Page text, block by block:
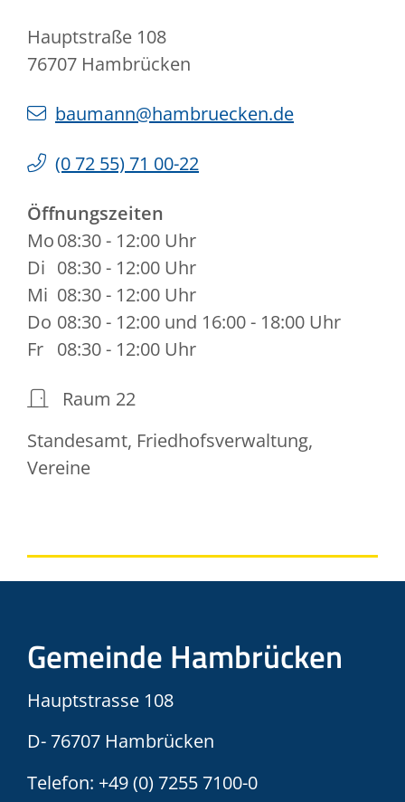
Hauptstraße 108
76707 Hambrücken
baumann@hambruecken.de
(072 55) 71 00-22
Öffnungszeiten
Mo08:30 - 12:00 Uhr
Di 08:30 - 12:00 Uhr
Mi 08:30 - 12:00 Uhr
Do 08:30 - 12:00 und 16:00 - 18:00 Uhr
Fr 08:30 - 12:00 Uhr
Raum 22
Standesamt, Friedhofsverwaltung,
Vereine
Gemeinde Hambrücken
Hauptstrasse 108
D- 76707 Hambrücken
Telefon: +49 (0) 7255 7100-0